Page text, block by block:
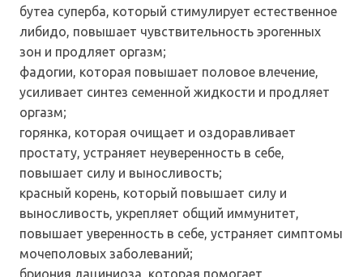
бутеа суперба, который стимулирует естественное
либидо, повышает чувствительность эрогенных
зон и продляет оргазм;
фадогии, которая повышает половое влечение,
усиливает синтез семенной жидкости и продляет
оргазм;
горянка, которая очищает и оздоравливает
простату, устраняет неуверенность в себе,
повышает силу и выносливость;
красный корень, который повышает силу и
выносливость, укрепляет общий иммунитет,
повышает уверенность в себе, устраняет симптомы
мочеполовых заболеваний;
бриония лациниоза, которая помогает